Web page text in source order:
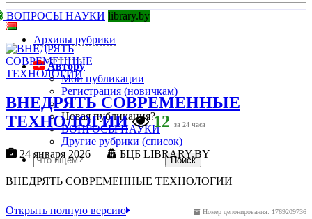
ВОПРОСЫ НАУКИ library.by
Архивы рубрики
Автору
Мои публикации
Регистрация (новичкам)
Новая публикация?
ВОПРОСЫ НАУКИ
Другие рубрики (список)
ВНЕДРЯТЬ СОВРЕМЕННЫЕ
ТЕХНОЛОГИИ
12 за 24 часа
24 января 2026 БЦБ LIBRARY.BY
ВНЕДРЯТЬ СОВРЕМЕННЫЕ ТЕХНОЛОГИИ
Номер депонирования: 1769209736
Открыть полную версию